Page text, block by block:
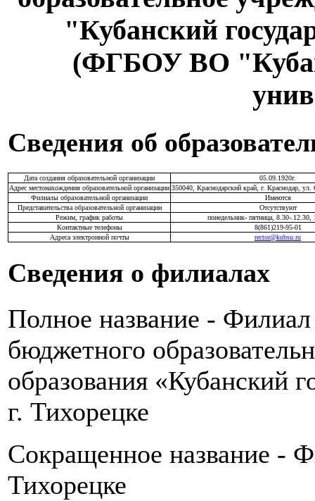
"Кубанский
(ФГБОУ ВО
Сведения об
Дата создания образовательной организации
05.09.1920г.
Адрес местонахождения образовательной организации 350040, Краснодарский край, г. Краснодар, ул.
Филиалы образовательной организации
Имеются
Представительства образовательной организации
Отсутствуют
Режим, график работы
понедельник- пятница, 8.30-.12.30,
Контактные телефоны
8(861)219-95-01
Адреса электронной почты
rector@kubsu.ru
Сведения о филиалах
Полное название - Филиал
бюджетного
образования «Кубанский
г. Тихорецке
Сокращенное название -
Тихорецке